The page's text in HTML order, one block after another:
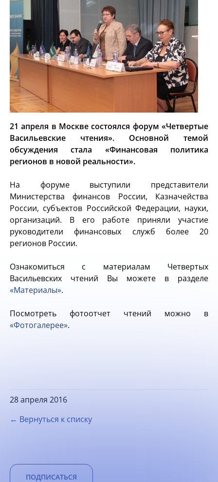
21 апреля в Москве состоялся форум «Четвертые
Васильевские чтения». Основной темой
обсуждения стала «Финансовая политика
регионов в новой реальности».
На форуме выступили представители
Министерства финансов России, Казначейства
России, субъектов Российской Федерации, науки,
организаций. В его работе приняли участие
руководители финансовых служб более 20
регионов России.
Ознакомиться с материалам Четвертых
Васильевских чтений Вы можете в разделе
«Материалы».
Посмотреть фотоотчет чтений можно в
«Фотогалерее».
28 апреля 2016
← Вернуться к списку
ПОДПИСАТЬСЯ